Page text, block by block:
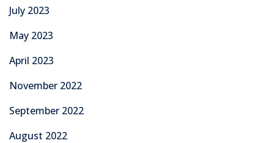
July 2023
May 2023
April 2023
November 2022
September 2022
August 2022